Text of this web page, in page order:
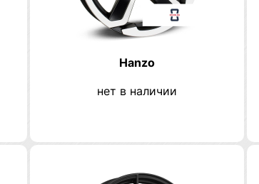
Hanzo
нет в наличии